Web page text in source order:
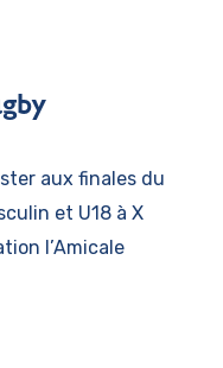
aux finales du
et U18 à X
l’Amicale